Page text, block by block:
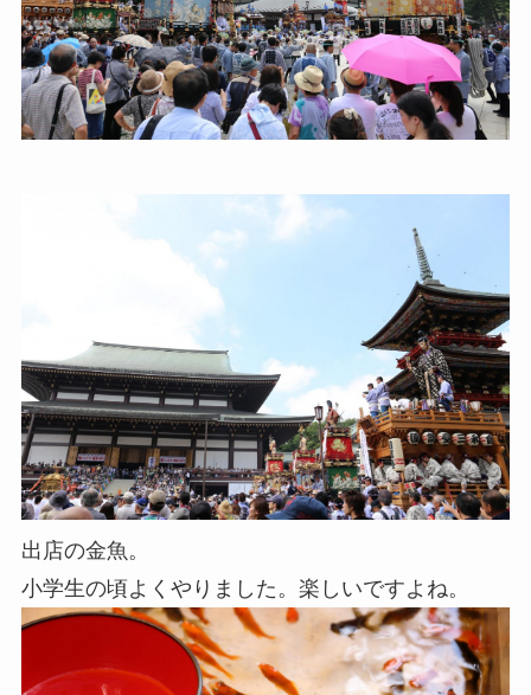
出店の金魚。
小学生の頃よくやりました。楽しいですよね。